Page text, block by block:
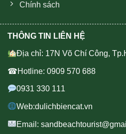
Chính sách
THÔNG TIN LIÊN HỆ
Địa chỉ: 17N Võ Chí Công,
☎Hotline: 0909 570 688
0931 330 111
Web:dulichbiencat.vn
Email: